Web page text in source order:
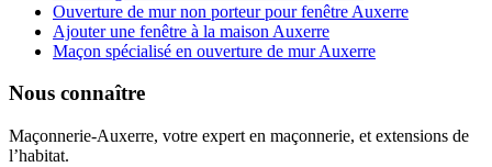
Ouverture de mur non porteur pour fenêtre Auxerre
Ajouter une fenêtre à la maison Auxerre
Maçon spécialisé en ouverture de mur Auxerre
Nous connaître
Maçonnerie-Auxerre, votre expert en maçonnerie, et extensions de
l’habitat.